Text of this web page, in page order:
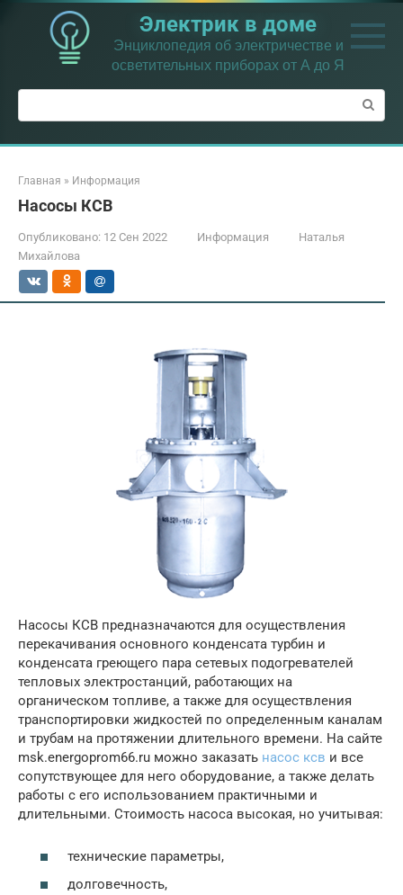
Перейти
контенту
Электрик в доме
Энциклопедия об электричестве и
осветительных приборах от А до Я
Поиск:
Главная » Информация
Насосы КСВ
Опубликовано: 12 Сен 2022 Информация
Наталья
Михайлова
Насосы КСВ предназначаются для осуществления
перекачивания основного конденсата турбин и
конденсата греющего пара сетевых подогревателей
тепловых электростанций, работающих на
органическом топливе, а также для осуществления
транспортировки жидкостей по определенным каналам
и трубам на протяжении длительного времени. На сайте
msk.energoprom66.ru можно заказать насос ксв и все
сопутствующее для него оборудование, а также делать
работы с его использованием практичными и
длительными. Стоимость насоса высокая, но учитывая:
технические параметры,
долговечность,